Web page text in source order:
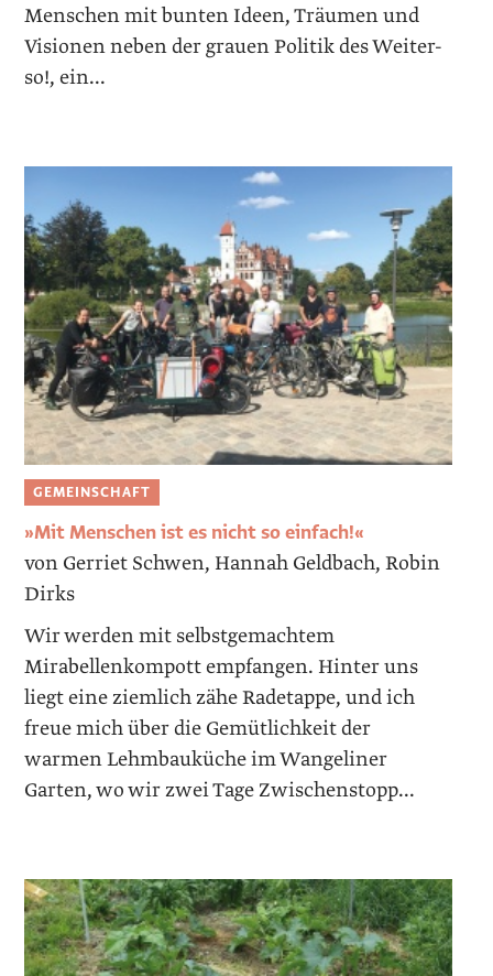
Menschen mit bunten Ideen, Träumen und
Visionen neben der grauen Politik des Weiter-
so!, ein...
GEMEINSCHAFT
»Mit Menschen ist es nicht so einfach!«
von Gerriet Schwen, Hannah Geldbach, Robin
Dirks
Wir werden mit selbstgemachtem
Mirabellenkompott empfangen. Hinter uns
liegt eine ziemlich zähe Radetappe, und ich
freue mich über die Gemütlichkeit der
warmen Lehmbauküche im Wangeliner
Garten, wo wir zwei Tage Zwischenstopp...